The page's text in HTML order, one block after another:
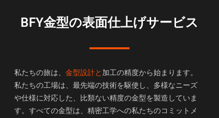
BFY金型の表面仕上げサービス
私たちの旅は、金型設計と 加工の精度から始まります。
私たちの工場は、最先端の技術を駆使し、多様なニーズ
や仕様に対応した、比類ない精度の金型を製造していま
す。すべての金型は、精密工学への私たちのコミットメ